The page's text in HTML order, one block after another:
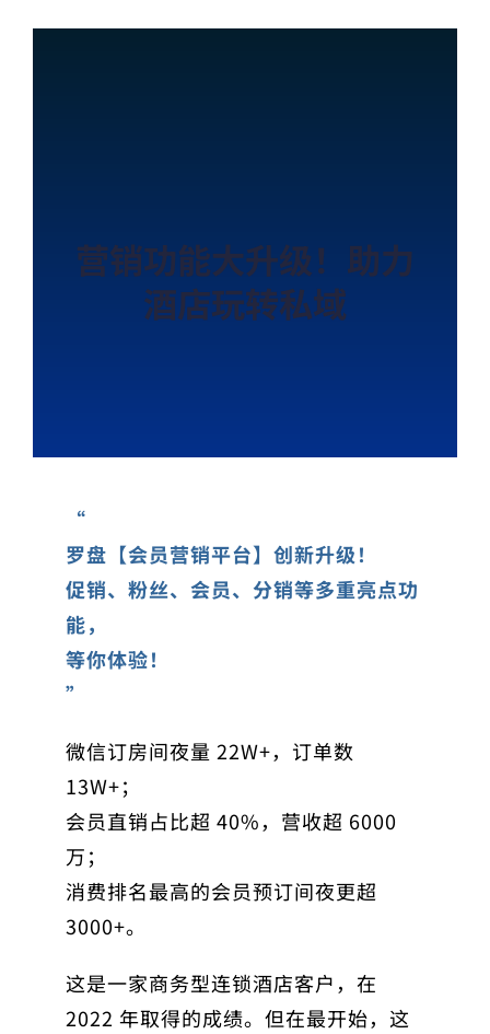
营销功能大升级！助力
酒店玩转私域
“
罗盘【会员营销平台】创新升级！
促销、粉丝、会员、分销等多重亮点功
能，
等你体验！
”
微信订房间夜量 22W+，订单数
13W+；
会员直销占比超 40%，营收超 6000
万；
消费排名最高的会员预订间夜更超
3000+。
这是一家商务型连锁酒店客户，在
2022 年取得的成绩。但在最开始，这